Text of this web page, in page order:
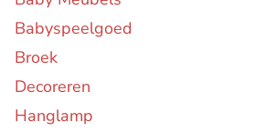
Babyspeelgoed
Broek
Decoreren
Hanglamp